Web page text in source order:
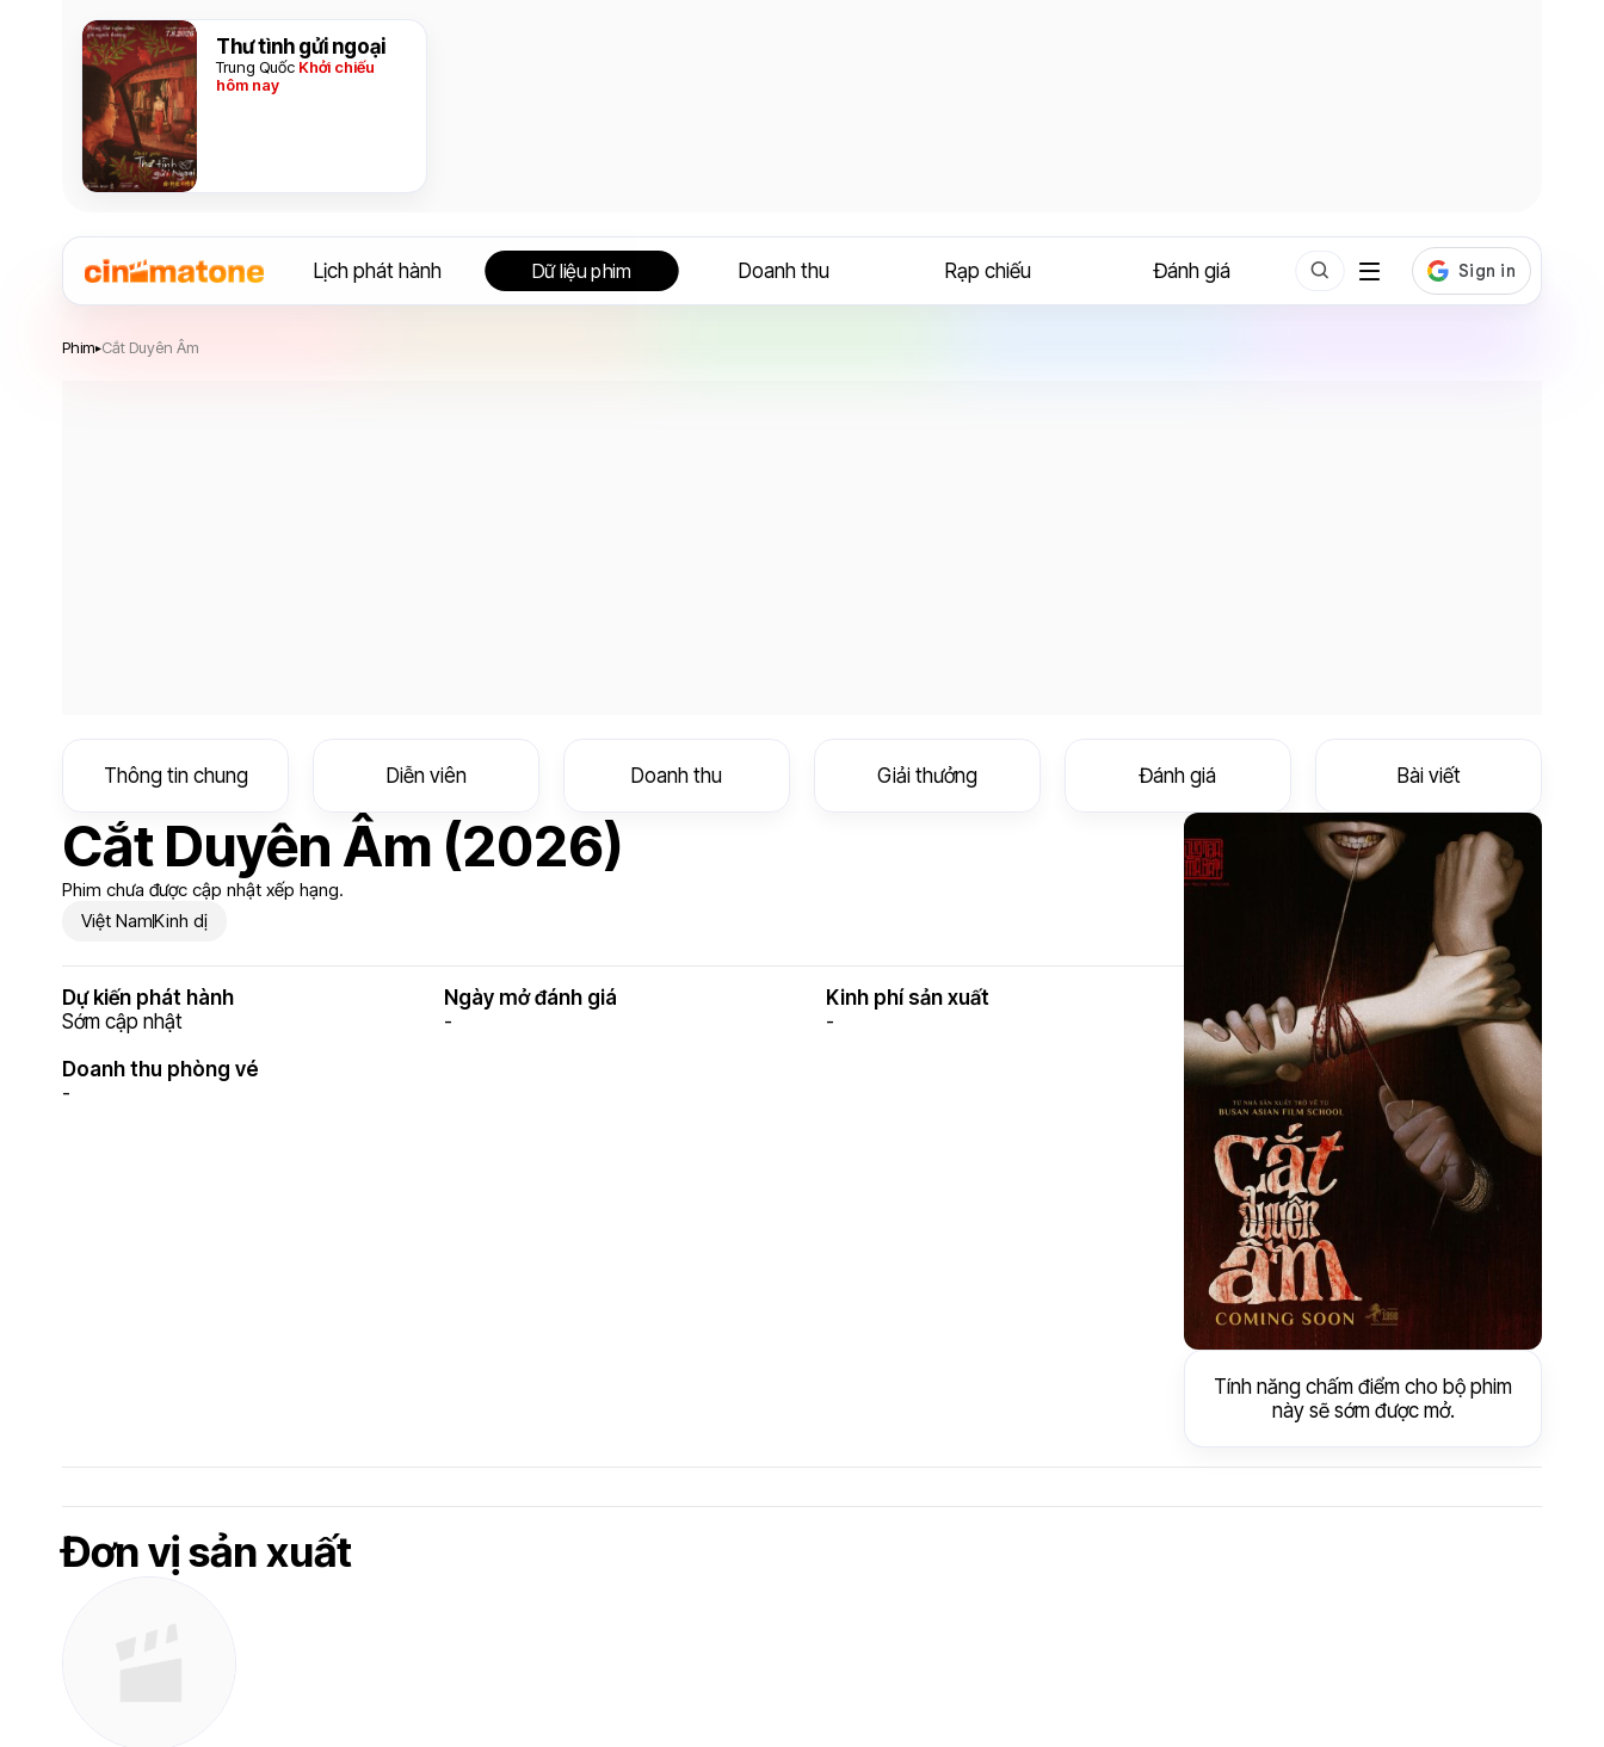
Thư tình gửi ngoại
Trung Quốc Khởi chiếu
hôm nay
Lịch phát hành Dữ liệu phim Doanh thu Rạp chiếu Đánh giá
Phim▸Cắt Duyên Âm
Thông tin chung Diễn viên Doanh thu Giải thưởng Đánh giá Bài viết
Cắt Duyên Âm (2026)
Phim chưa được cập nhật xếp hạng.
Việt NamKinh dị
Dự kiến phát hành
Sớm cập nhật
Ngày mở đánh giá
-
Kinh phí sản xuất
-
Doanh thu phòng vé
-
Tính năng chấm điểm cho bộ phim
này sẽ sớm được mở.
Đơn vị sản xuất